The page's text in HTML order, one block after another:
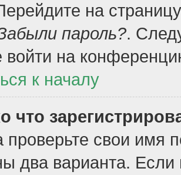
на
пароль?.
войти на
к началу
что
проверьте свои имя
два варианта.